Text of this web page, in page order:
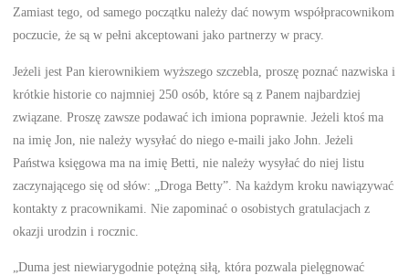
Zamiast tego, od samego początku należy dać nowym współpracownikom
poczucie, że są w pełni akceptowani jako partnerzy w pracy.
Jeżeli jest Pan kierownikiem wyższego szczebla, proszę poznać nazwiska i
krótkie historie co najmniej 250 osób, które są z Panem najbardziej
związane. Proszę zawsze podawać ich imiona poprawnie. Jeżeli ktoś ma
na imię Jon, nie należy wysyłać do niego e-maili jako John. Jeżeli
Państwa księgowa ma na imię Betti, nie należy wysyłać do niej listu
zaczynającego się od słów: „Droga Betty”. Na każdym kroku nawiązywać
kontakty z pracownikami. Nie zapominać o osobistych gratulacjach z
okazji urodzin i rocznic.
„Duma jest niewiarygodnie potężną siłą, która pozwala pielęgnować